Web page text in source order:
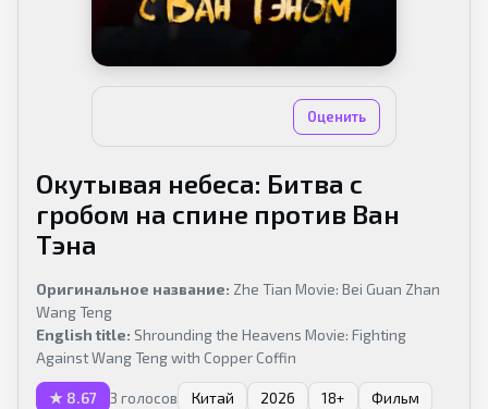
Оценить
(3 голоса)
Окутывая небеса: Битва с
гробом на спине против Ван
Тэна
Оригинальное название: Zhe Tian Movie: Bei Guan Zhan
Wang Teng
English title: Shrounding the Heavens Movie: Fighting
Against Wang Teng with Copper Coffin
★ 8.67 3 голосов Китай 2026 18+
Фильм